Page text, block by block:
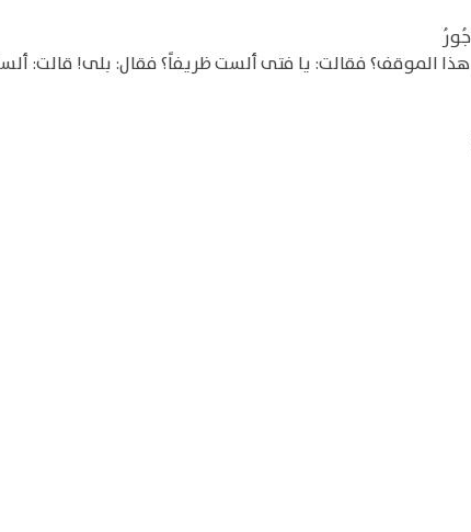
هذا الموقف؟ فقالت: يا فتى ألست ظريفاً؟ فقال: بلى! قالت: